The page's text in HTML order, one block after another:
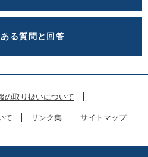
ある質問と回答
の取り扱いについて
て リンク集 サイトマップ